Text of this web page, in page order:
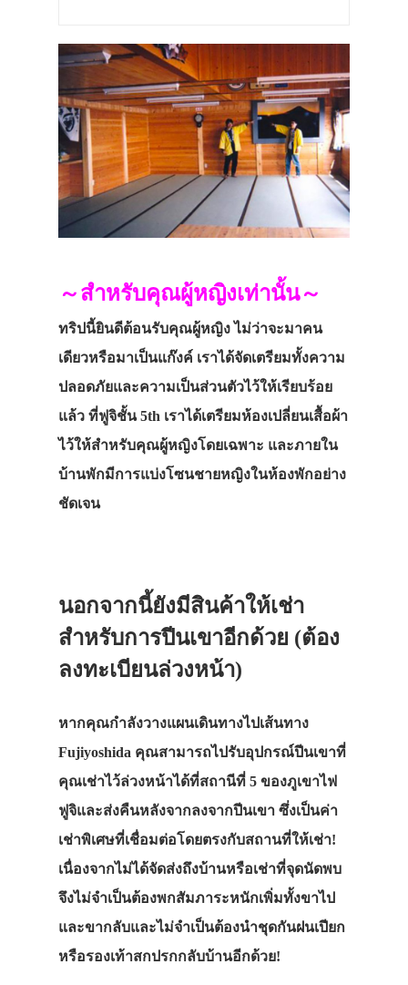
～สำหรับคุณผู้หญิงเท่านั้น～
ทริปนี้ยินดีต้อนรับคุณผู้หญิง ไม่ว่าจะมาคน
เดียวหรือมาเป็นแก๊งค์ เราได้จัดเตรียมทั้งความ
ปลอดภัยและความเป็นส่วนตัวไว้ให้เรียบร้อย
แล้ว ที่ฟูจิชั้น 5th เราได้เตรียมห้องเปลี่ยนเสื้อผ้า
ไว้ให้สำหรับคุณผู้หญิงโดยเฉพาะ และภายใน
บ้านพักมีการแบ่งโซนชายหญิงในห้องพักอย่าง
ชัดเจน
นอกจากนี้ยังมีสินค้าให้เช่า
สำหรับการปีนเขาอีกด้วย (ต้อง
ลงทะเบียนล่วงหน้า)
หากคุณกำลังวางแผนเดินทางไปเส้นทาง
Fujiyoshida คุณสามารถไปรับอุปกรณ์ปีนเขาที่
คุณเช่าไว้ล่วงหน้าได้ที่สถานีที่ 5 ของภูเขาไฟ
ฟูจิและส่งคืนหลังจากลงจากปีนเขา ซึ่งเป็นค่า
เช่าพิเศษที่เชื่อมต่อโดยตรงกับสถานที่ให้เช่า!
เนื่องจากไม่ได้จัดส่งถึงบ้านหรือเช่าที่จุดนัดพบ
จึงไม่จำเป็นต้องพกสัมภาระหนักเพิ่มทั้งขาไป
และขากลับและไม่จำเป็นต้องนำชุดกันฝนเปียก
หรือรองเท้าสกปรกกลับบ้านอีกด้วย!